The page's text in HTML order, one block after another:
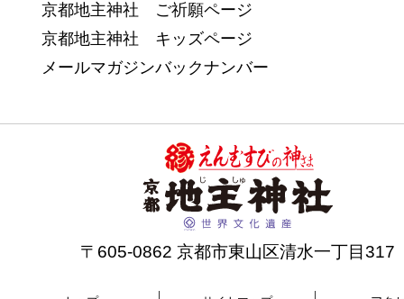
京都地主神社 ご祈願ページ
京都地主神社 キッズページ
メールマガジンバックナンバー
〒605-0862 京都市東山区清水一丁目317